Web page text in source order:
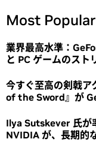
Most Popular
業界最高水準：
と PC ゲームのスト
今すぐ至高の剣戟
of the Sword』が
Ilya Sutskever 氏が
NVIDIA が、長期的